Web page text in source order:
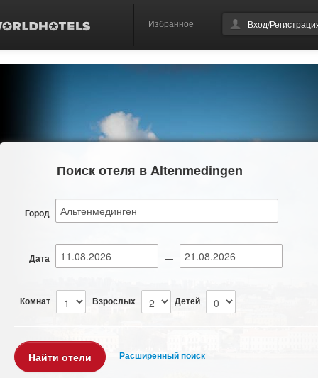
Избранное Вход/
Поиск отеля в Altenmedingen
Город
Дата —
Комнат Взрослых Детей
Расширенный поиск